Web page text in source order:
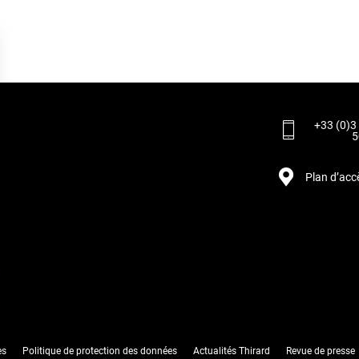
+33 (0)3
Plan
Politique de protection des données Actualités Thirard Revue de presse
la conformité avec les réglementations. Personnalisez vos préférences pour contrôler